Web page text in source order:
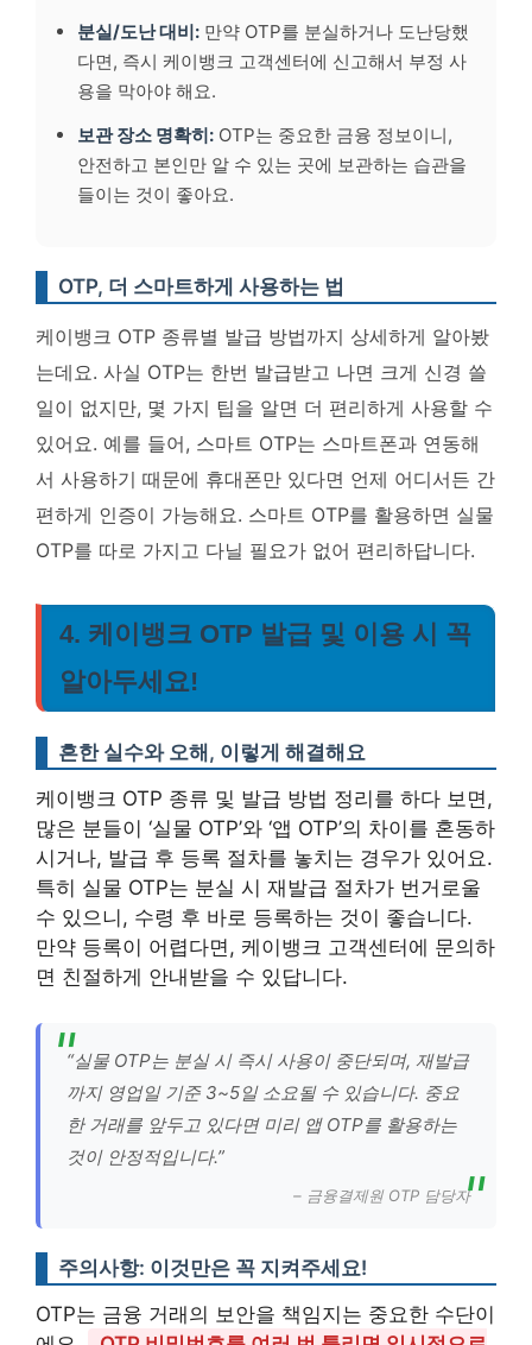
분실/도난 대비: 만약 OTP를 분실하거나 도난당했
다면, 즉시 케이뱅크 고객센터에 신고해서 부정 사
용을 막아야 해요.
보관 장소 명확히: OTP는 중요한 금융 정보이니,
안전하고 본인만 알 수 있는 곳에 보관하는 습관을
들이는 것이 좋아요.
OTP, 더 스마트하게 사용하는 법
케이뱅크 OTP 종류별 발급 방법까지 상세하게 알아봤
는데요. 사실 OTP는 한번 발급받고 나면 크게 신경 쓸
일이 없지만, 몇 가지 팁을 알면 더 편리하게 사용할 수
있어요. 예를 들어, 스마트 OTP는 스마트폰과 연동해
서 사용하기 때문에 휴대폰만 있다면 언제 어디서든 간
편하게 인증이 가능해요. 스마트 OTP를 활용하면 실물
OTP를 따로 가지고 다닐 필요가 없어 편리하답니다.
4. 케이뱅크 OTP 발급 및 이용 시 꼭
알아두세요!
흔한 실수와 오해, 이렇게 해결해요
케이뱅크 OTP 종류 및 발급 방법 정리를 하다 보면,
많은 분들이 ‘실물 OTP’와 ‘앱 OTP’의 차이를 혼동하
시거나, 발급 후 등록 절차를 놓치는 경우가 있어요.
특히 실물 OTP는 분실 시 재발급 절차가 번거로울
수 있으니, 수령 후 바로 등록하는 것이 좋습니다.
만약 등록이 어렵다면, 케이뱅크 고객센터에 문의하
면 친절하게 안내받을 수 있답니다.
“실물 OTP는 분실 시 즉시 사용이 중단되며, 재발급
까지 영업일 기준 3~5일 소요될 수 있습니다. 중요
한 거래를 앞두고 있다면 미리 앱 OTP를 활용하는
것이 안정적입니다.”
– 금융결제원 OTP 담당자
주의사항: 이것만은 꼭 지켜주세요!
OTP는 금융 거래의 보안을 책임지는 중요한 수단이